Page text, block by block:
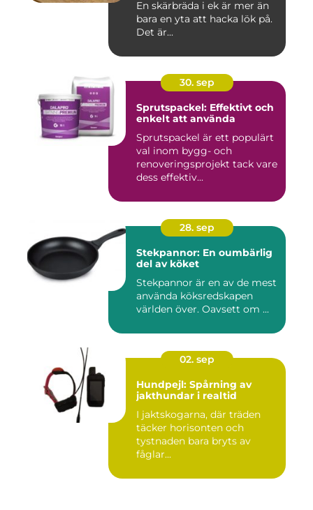
En skärbräda i ek är mer än
bara en yta att hacka lök på.
Det är...
30. sep
Sprutspackel: Effektivt och
enkelt att använda
Sprutspackel är ett populärt
val inom bygg- och
renoveringsprojekt tack vare
dess effektiv...
28. sep
Stekpannor: En oumbärlig
del av köket
Stekpannor är en av de mest
använda köksredskapen
världen över. Oavsett om ...
02. sep
Hundpejl: Spårning av
jakthundar i realtid
I jaktskogarna, där träden
täcker horisonten och
tystnaden bara bryts av
fåglar...